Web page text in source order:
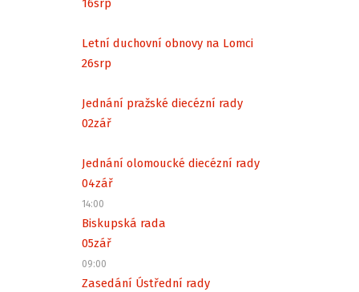
Letní duchovní obnovy na Lomci
26srp
Jednání pražské diecézní rady
02zář
Jednání olomoucké diecézní rady
04zář
14:00
Biskupská rada
05zář
09:00
Zasedání Ústřední rady